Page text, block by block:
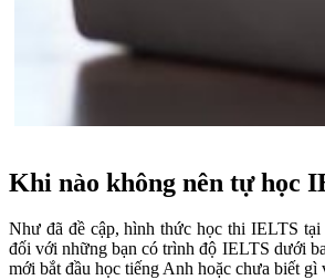
Khi nào không nên tự học
Như đã đề cập, hình thức học thi IELTS tại
đối với những bạn có trình độ IELTS dưới
mới bắt đầu học tiếng Anh hoặc chưa biết